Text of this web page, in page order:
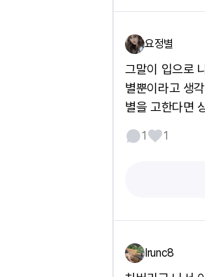
요정별
그말이 입으로
별뿐이라고 생
별을 고한다면
1 1
Irunc8